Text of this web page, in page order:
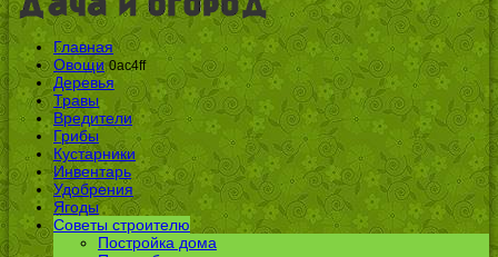
Главная
Овощи 0ac4ff
Деревья
Травы
Вредители
Грибы
Кустарники
Инвентарь
Удобрения
Ягоды
Советы строителю
Постройка дома